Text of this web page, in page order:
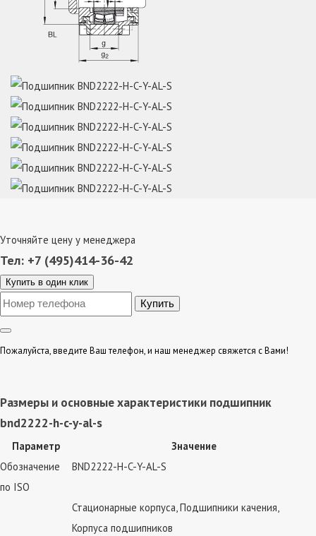
Уточняйте цену у менеджера
Тел: +7 (495)414-36-42
Купить в один клик
Пожалуйста, введите Ваш телефон, и наш менеджер свяжется с Вами!
Размеры и основные характеристики подшипник
bnd2222-h-c-y-al-s
Параметр
Значение
Обозначение
по ISO
BND2222-H-C-Y-AL-S
Стационарные корпуса, Подшипники качения,
Корпуса подшипников